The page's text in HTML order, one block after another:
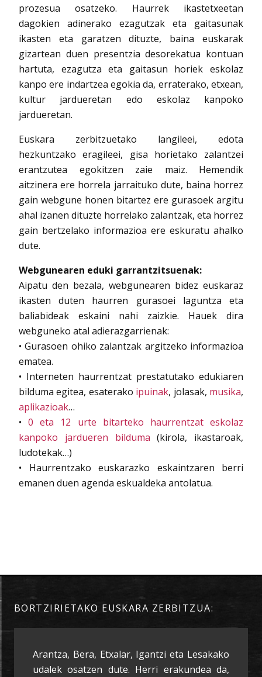
prozesua osatzeko. Haurrek ikastetxeetan
dagokien adinerako ezagutzak eta gaitasunak
ikasten eta garatzen dituzte, baina euskarak
gizartean duen presentzia desorekatua kontuan
hartuta, ezagutza eta gaitasun horiek eskolaz
kanpo ere indartzea egokia da, erraterako, etxean,
kultur jardueretan edo eskolaz kanpoko
jardueretan.
Euskara zerbitzuetako langileei, edota
hezkuntzako eragileei, gisa horietako zalantzei
erantzutea egokitzen zaie maiz. Hemendik
aitzinera ere horrela jarraituko dute, baina horrez
gain webgune honen bitartez ere gurasoek argitu
ahal izanen dituzte horrelako zalantzak, eta horrez
gain bertzelako informazioa ere eskuratu ahalko
dute.
Webgunearen eduki garrantzitsuenak:
Aipatu den bezala, webgunearen bidez euskaraz
ikasten duten haurren gurasoei laguntza eta
baliabideak eskaini nahi zaizkie. Hauek dira
webguneko atal adierazgarrienak:
• Gurasoen ohiko zalantzak argitzeko informazioa
ematea.
• Interneten haurrentzat prestatutako edukiaren
bilduma egitea, esaterako ipuinak, jolasak, musika,
aplikazioak…
•0 eta 12 urte bitarteko haurrentzat eskolaz
kanpoko jardueren bilduma (kirola, ikastaroak,
ludotekak…)
• Haurrentzako euskarazko eskaintzaren berri
emanen duen agenda eskualdeka antolatua.
BORTZIRIETAKO EUSKARA ZERBITZUA:
Arantza, Bera, Etxalar, Igantzi eta Lesakako
udalek osatzen dute. Herri erakundea da,